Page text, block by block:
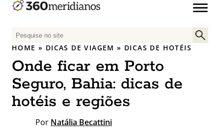
P
e
q
u
i
s
HOME » DICAS DE VIAGEM » DICAS DE HOTÉIS
Onde ficar em Porto
Seguro, Bahia: dicas de
hotéis e regiões
Por Natália Becattini